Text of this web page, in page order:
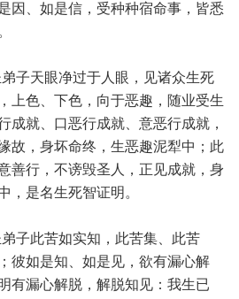
因、如是信，受种种宿命事，皆悉
子天眼净过于人眼，见诸众生死
上色、下色，向于恶趣，随业受生
成就、口恶行成就、意恶行成就，
故，身坏命终，生恶趣泥犁中；此
善行，不谤毁圣人，正见成就，身
，是名生死智证明。
子此苦如实知，此苦集、此苦
彼如是知、如是见，欲有漏心解
有漏心解脱，解脱知见：我生已